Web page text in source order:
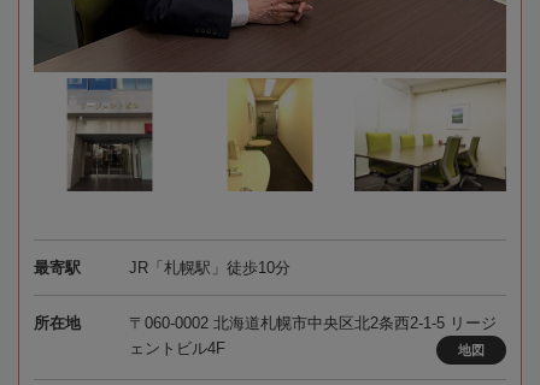
最寄駅 JR「札幌駅」徒歩10分
所在地
〒060-0002 北海道札幌市中央区北2条西2-1-5 リージ
ェントビル4F
地図